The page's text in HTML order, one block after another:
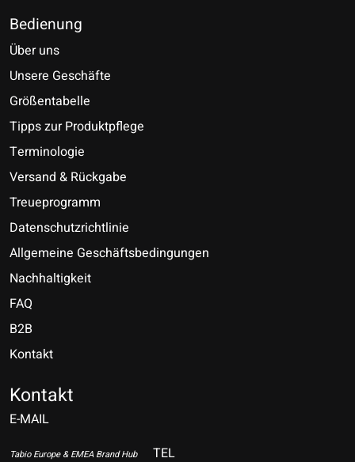
Bedienung
Über uns
Unsere Geschäfte
Größentabelle
Tipps zur Produktpflege
Terminologie
Versand & Rückgabe
Treueprogramm
Datenschutzrichtlinie
Allgemeine Geschäftsbedingungen
Nachhaltigkeit
FAQ
B2B
Kontakt
Kontakt
E-MAIL
Tabio Europe & EMEA Brand Hub TEL